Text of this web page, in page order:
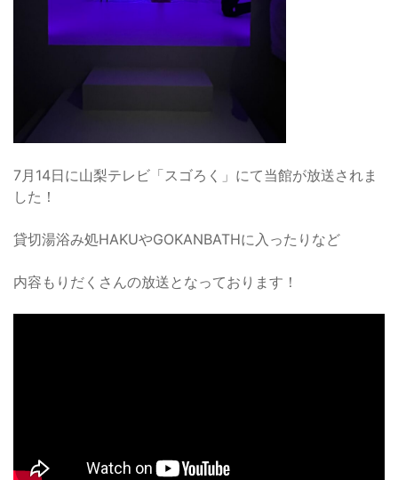
7月14日に山梨テレビ「スゴろく」にて当館が放送されま
した！
貸切湯浴み処HAKUやGOKANBATHに入ったりなど
内容もりだくさんの放送となっております！